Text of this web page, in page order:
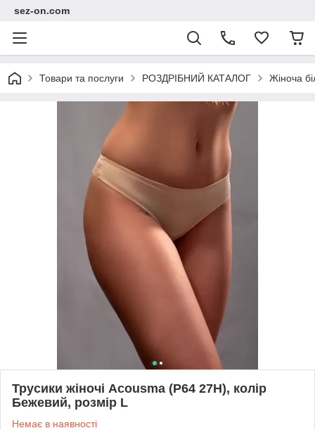
sez-on.com
Товари та послуги РОЗДРІБНИЙ КАТАЛОГ Жіноча
Трусики жіночі Acousma (P64 27H), колір
Бежевий, розмір L
Немає в наявності